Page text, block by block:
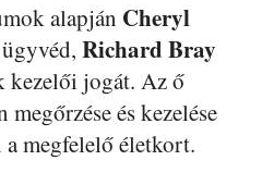
alapján Cheryl
Richard Bray
kezelői jogát. Az ő
és kezelése
a megfelelő életkort.